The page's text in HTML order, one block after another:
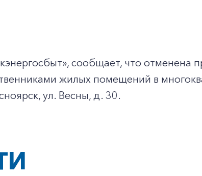
сообщает, что отменена
жилых помещений в
ул. Весны, д. 30.